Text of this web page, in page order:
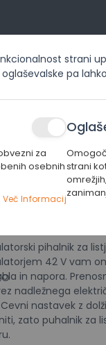
za
osebnih
Več Informacij
strani
strani
pa
Akumulatorski
pihalnik za
42 V vam
in napora.
nadležnega
nastavek z
zato puhalnik za